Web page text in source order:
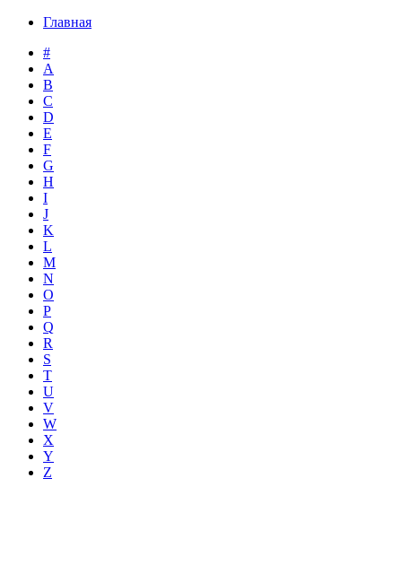
Главная
#
A
B
C
D
E
F
G
H
I
J
K
L
M
N
O
P
Q
R
S
T
U
V
W
X
Y
Z